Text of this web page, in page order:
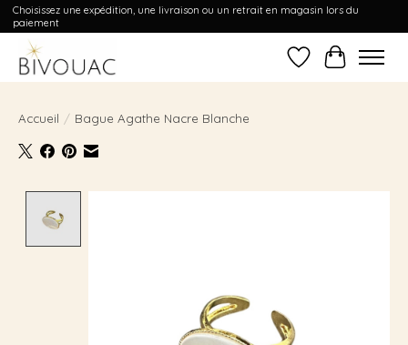
Choisissez une expédition, une livraison ou un retrait en magasin lors du
paiement
Liste dePanier
Accueil / Bague Agathe Nacre Blanche